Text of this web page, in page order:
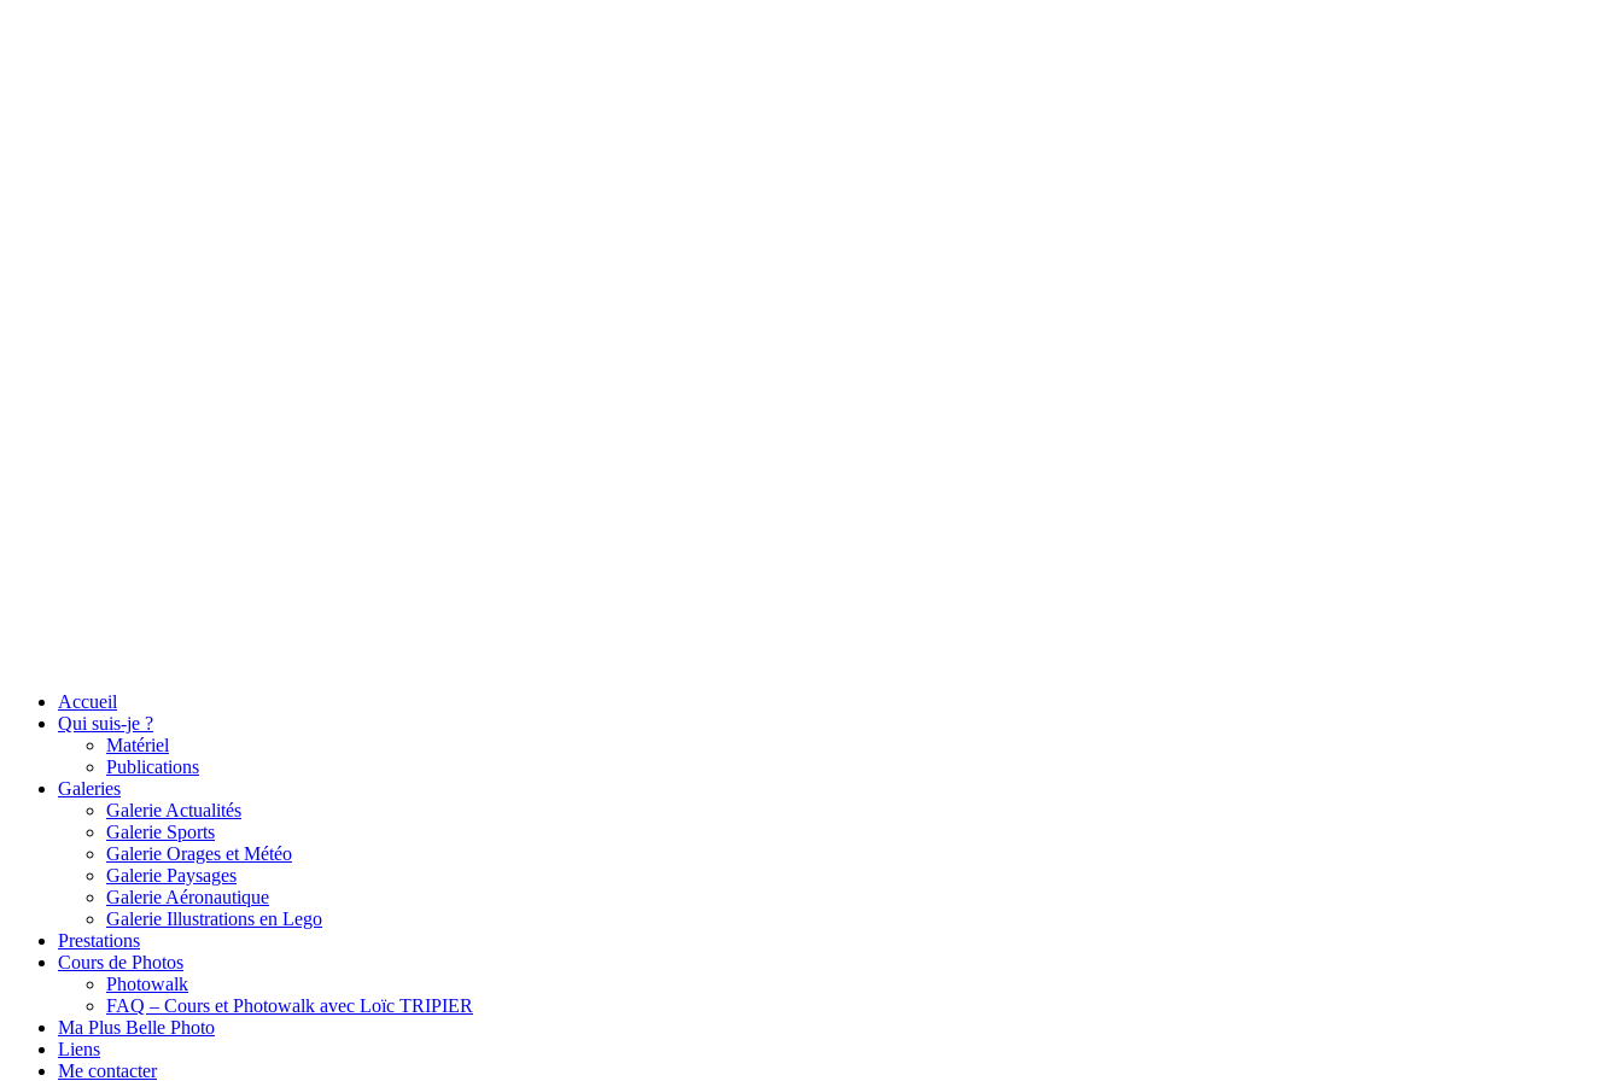
Accueil
Qui suis-je ?
Matériel
Publications
Galeries
Galerie Actualités
Galerie Sports
Galerie Orages et Météo
Galerie Paysages
Galerie Aéronautique
Galerie Illustrations en Lego
Prestations
Cours de Photos
Photowalk
FAQ – Cours et Photowalk avec Loïc TRIPIER
Ma Plus Belle Photo
Liens
Me contacter